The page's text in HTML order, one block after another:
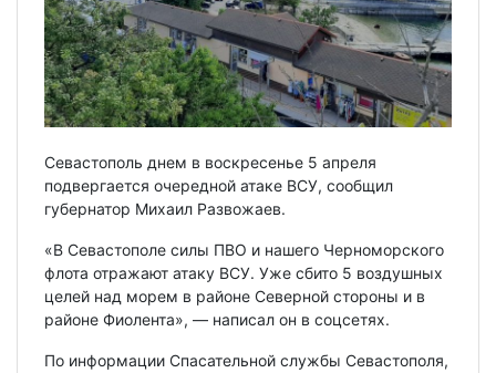
Севастополь днем в воскресенье 5 апреля
подвергается очередной атаке ВСУ, сообщил
губернатор Михаил Развожаев.
«В Севастополе силы ПВО и нашего Черноморского
флота отражают атаку ВСУ. Уже сбито 5 воздушных
целей над морем в районе Северной стороны и в
районе Фиолента», — написал он в соцсетях.
По информации Спасательной службы Севастополя,